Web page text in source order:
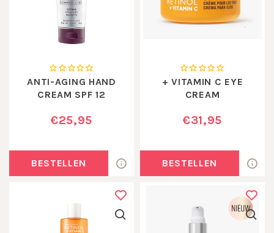
ANTI-AGING HAND
CREAM SPF 12
€25,95
BESTELLEN
+ VITAMIN C EYE
CREAM
€31,95
BESTELLEN